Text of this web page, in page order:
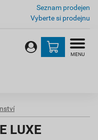
Seznam prodejen
Vyberte si prodejnu
MENU
LUXE